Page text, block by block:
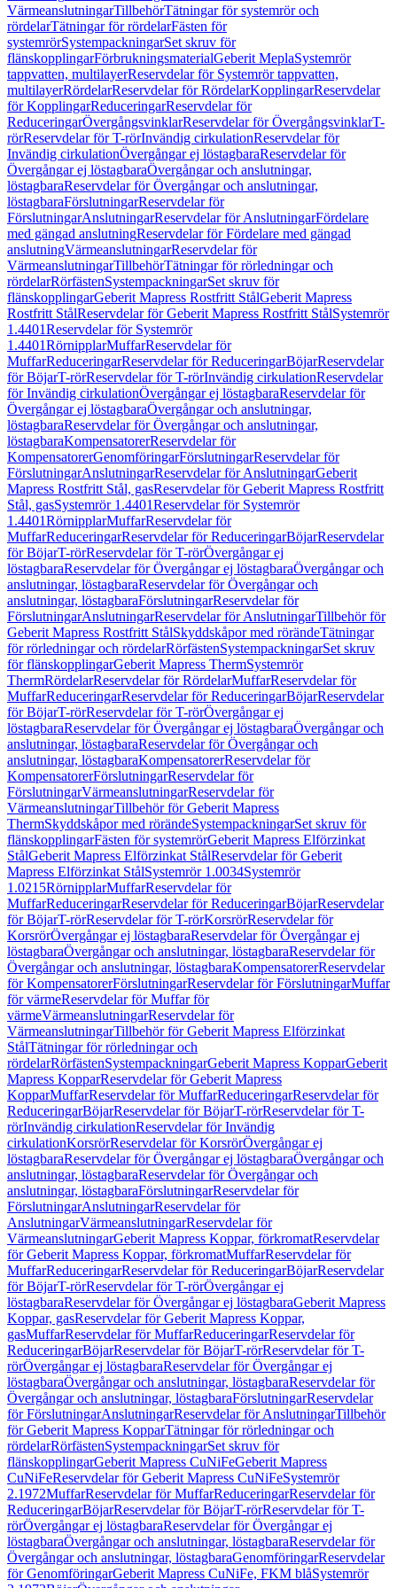
VärmeanslutningarTillbehörTätningar för systemrör och
rördelarTätningar för rördelarFästen för
systemrörSystempackningarSet skruv för
flänskopplingarFörbrukningsmaterialGeberit MeplaSystemrör
tappvatten, multilayerReservdelar för Systemrör tappvatten,
multilayerRördelarReservdelar för RördelarKopplingarReservdelar
för KopplingarReduceringarReservdelar för
ReduceringarÖvergångsvinklarReservdelar för ÖvergångsvinklarT-
rörReservdelar för T-rörInvändig cirkulationReservdelar för
Invändig cirkulationÖvergångar ej löstagbaraReservdelar för
Övergångar ej löstagbaraÖvergångar och anslutningar,
löstagbaraReservdelar för Övergångar och anslutningar,
löstagbaraFörslutningarReservdelar för
FörslutningarAnslutningarReservdelar för AnslutningarFördelare
med gängad anslutningReservdelar för Fördelare med gängad
anslutningVärmeanslutningarReservdelar för
VärmeanslutningarTillbehörTätningar för rörledningar och
rördelarRörfästenSystempackningarSet skruv för
flänskopplingarGeberit Mapress Rostfritt StålGeberit Mapress
Rostfritt StålReservdelar för Geberit Mapress Rostfritt StålSystemrör
1.4401Reservdelar för Systemrör
1.4401RörnipplarMuffarReservdelar för
MuffarReduceringarReservdelar för ReduceringarBöjarReservdelar
för BöjarT-rörReservdelar för T-rörInvändig cirkulationReservdelar
för Invändig cirkulationÖvergångar ej löstagbaraReservdelar för
Övergångar ej löstagbaraÖvergångar och anslutningar,
löstagbaraReservdelar för Övergångar och anslutningar,
löstagbaraKompensatorerReservdelar för
KompensatorerGenomföringarFörslutningarReservdelar för
FörslutningarAnslutningarReservdelar för AnslutningarGeberit
Mapress Rostfritt Stål, gasReservdelar för Geberit Mapress Rostfritt
Stål, gasSystemrör 1.4401Reservdelar för Systemrör
1.4401RörnipplarMuffarReservdelar för
MuffarReduceringarReservdelar för ReduceringarBöjarReservdelar
för BöjarT-rörReservdelar för T-rörÖvergångar ej
löstagbaraReservdelar för Övergångar ej löstagbaraÖvergångar och
anslutningar, löstagbaraReservdelar för Övergångar och
anslutningar, löstagbaraFörslutningarReservdelar för
FörslutningarAnslutningarReservdelar för AnslutningarTillbehör för
Geberit Mapress Rostfritt StålSkyddskåpor med rörändeTätningar
för rörledningar och rördelarRörfästenSystempackningarSet skruv
för flänskopplingarGeberit Mapress ThermSystemrör
ThermRördelarReservdelar för RördelarMuffarReservdelar för
MuffarReduceringarReservdelar för ReduceringarBöjarReservdelar
för BöjarT-rörReservdelar för T-rörÖvergångar ej
löstagbaraReservdelar för Övergångar ej löstagbaraÖvergångar och
anslutningar, löstagbaraReservdelar för Övergångar och
anslutningar, löstagbaraKompensatorerReservdelar för
KompensatorerFörslutningarReservdelar för
FörslutningarVärmeanslutningarReservdelar för
VärmeanslutningarTillbehör för Geberit Mapress
ThermSkyddskåpor med rörändeSystempackningarSet skruv för
flänskopplingarFästen för systemrörGeberit Mapress Elförzinkat
StålGeberit Mapress Elförzinkat StålReservdelar för Geberit
Mapress Elförzinkat StålSystemrör 1.0034Systemrör
1.0215RörnipplarMuffarReservdelar för
MuffarReduceringarReservdelar för ReduceringarBöjarReservdelar
för BöjarT-rörReservdelar för T-rörKorsrörReservdelar för
KorsrörÖvergångar ej löstagbaraReservdelar för Övergångar ej
löstagbaraÖvergångar och anslutningar, löstagbaraReservdelar för
Övergångar och anslutningar, löstagbaraKompensatorerReservdelar
för KompensatorerFörslutningarReservdelar för FörslutningarMuffar
för värmeReservdelar för Muffar för
värmeVärmeanslutningarReservdelar för
VärmeanslutningarTillbehör för Geberit Mapress Elförzinkat
StålTätningar för rörledningar och
rördelarRörfästenSystempackningarGeberit Mapress KopparGeberit
Mapress KopparReservdelar för Geberit Mapress
KopparMuffarReservdelar för MuffarReduceringarReservdelar för
ReduceringarBöjarReservdelar för BöjarT-rörReservdelar för T-
rörInvändig cirkulationReservdelar för Invändig
cirkulationKorsrörReservdelar för KorsrörÖvergångar ej
löstagbaraReservdelar för Övergångar ej löstagbaraÖvergångar och
anslutningar, löstagbaraReservdelar för Övergångar och
anslutningar, löstagbaraFörslutningarReservdelar för
FörslutningarAnslutningarReservdelar för
AnslutningarVärmeanslutningarReservdelar för
VärmeanslutningarGeberit Mapress Koppar, förkromatReservdelar
för Geberit Mapress Koppar, förkromatMuffarReservdelar för
MuffarReduceringarReservdelar för ReduceringarBöjarReservdelar
för BöjarT-rörReservdelar för T-rörÖvergångar ej
löstagbaraReservdelar för Övergångar ej löstagbaraGeberit Mapress
Koppar, gasReservdelar för Geberit Mapress Koppar,
gasMuffarReservdelar för MuffarReduceringarReservdelar för
ReduceringarBöjarReservdelar för BöjarT-rörReservdelar för T-
rörÖvergångar ej löstagbaraReservdelar för Övergångar ej
löstagbaraÖvergångar och anslutningar, löstagbaraReservdelar för
Övergångar och anslutningar, löstagbaraFörslutningarReservdelar
för FörslutningarAnslutningarReservdelar för AnslutningarTillbehör
för Geberit Mapress KopparTätningar för rörledningar och
rördelarRörfästenSystempackningarSet skruv för
flänskopplingarGeberit Mapress CuNiFeGeberit Mapress
CuNiFeReservdelar för Geberit Mapress CuNiFeSystemrör
2.1972MuffarReservdelar för MuffarReduceringarReservdelar för
ReduceringarBöjarReservdelar för BöjarT-rörReservdelar för T-
rörÖvergångar ej löstagbaraReservdelar för Övergångar ej
löstagbaraÖvergångar och anslutningar, löstagbaraReservdelar för
Övergångar och anslutningar, löstagbaraGenomföringarReservdelar
för GenomföringarGeberit Mapress CuNiFe, FKM blåSystemrör